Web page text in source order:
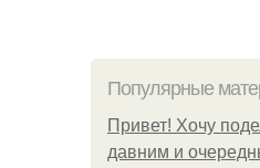
Популярные
Привет! Хочу
давним и